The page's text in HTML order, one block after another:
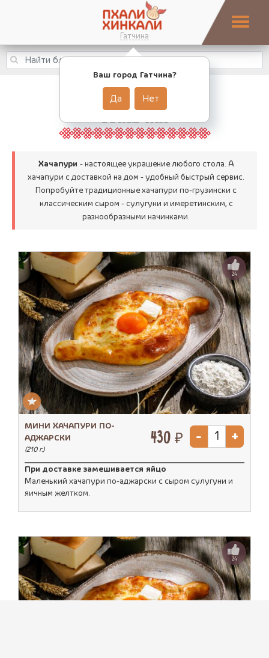
Гатчина
Ваш город Гатчина?
Да Нет
ВЫПЕЧКА
Хачапури - настоящее украшение любого стола. А
хачапури с доставкой на дом - удобный быстрый сервис.
Попробуйте традиционные хачапури по-грузински с
классическим сыром - сулугуни и имеретинским, с
разнообразными начинками.
24
МИНИ ХАЧАПУРИ ПО-
АДЖАРСКИ
(210 г.)
430 ₽ - +
При доставке замешивается яйцо
Маленький хачапури по-аджарски с сыром сулугуни и
яичным желтком.
24